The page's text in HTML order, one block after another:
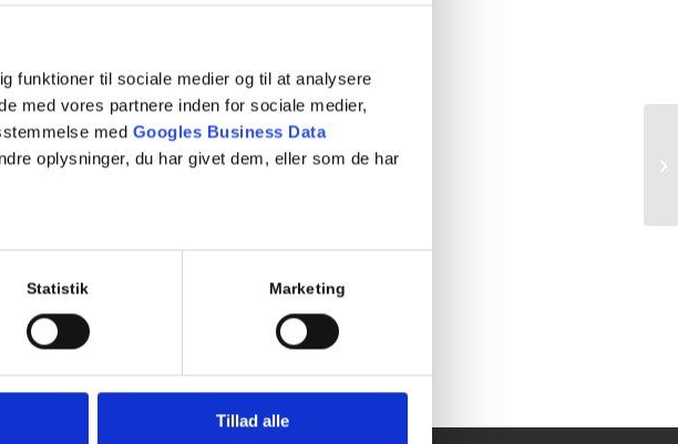
funktioner til sociale medier og til at analysere
med vores partnere inden for sociale medier,
med Googles Business Data
oplysninger, du har givet dem, eller som de har
Statistik Marketing
Tillad alle